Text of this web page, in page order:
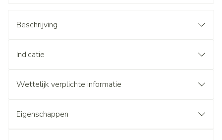
Beschrijving
Indicatie
Wettelijk verplichte informatie
Eigenschappen